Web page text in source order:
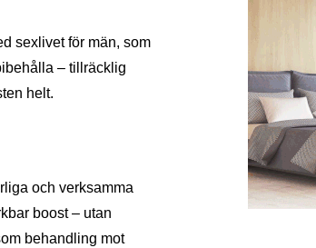
sexlivet för män, som
– tillräcklig
helt.
och verksamma
boost – utan
behandling mot